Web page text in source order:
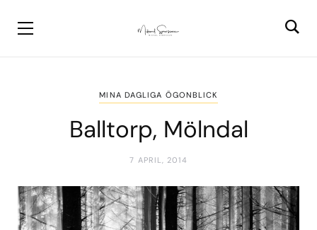
MINA DAGLIGA ÖGONBLICK
Balltorp, Mölndal
7 APRIL, 2014